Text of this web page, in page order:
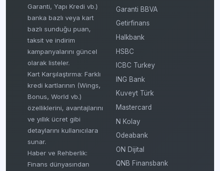
Garanti, Yapı Kredi vb.)
banka bazlı veya kart
bazlı sunduğu puan,
taksit ve indirim
kampanyalarını güncel
olarak listeler.
Kart Karşılaştırma: Farklı
kredi kartlarının (Wings,
Bonus, World vb.)
özelliklerini, avantajlarını
ve yıllık ücret gibi
detaylarını kullanıcılara
sunar.
Haber ve Rehberlik:
Finans dünyasından
Garanti BBVA
Getirfinans
Halkbank
HSBC
ICBC Turkey
ING Bank
Kuveyt Türk
Mastercard
N Kolay
Odeabank
ON Dijital
QNB Finansbank